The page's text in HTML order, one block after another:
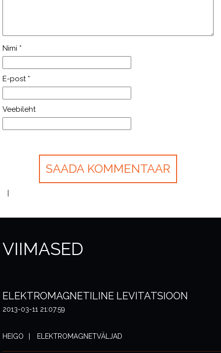
Nimi *
E-post *
Veebileht
VIIMASED
ELEKTROMAGNETILINE LEVITATSIOON
2013-03-11 21:07:59
HEIGO ELEKTROMAGNETVÄLJAD